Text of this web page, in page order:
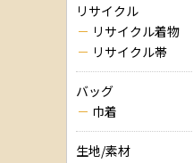
リサイクル
リサイクル着物
リサイクル帯
バッグ
巾着
生地/素材